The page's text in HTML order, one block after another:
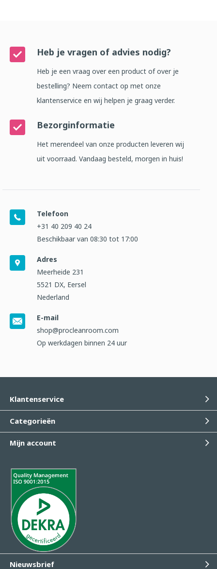
Heb je vragen of advies nodig?
Heb je een vraag over een product of over je
bestelling? Neem contact op met onze
klantenservice en wij helpen je graag verder.
Bezorginformatie
Het merendeel van onze producten leveren wij
uit voorraad. Vandaag besteld, morgen in huis!
Telefoon
+31 40 209 40 24
Beschikbaar van 08:30 tot 17:00
Adres
Meerheide 231
5521 DX, Eersel
Nederland
E-mail
shop@procleanroom.com
Op werkdagen binnen 24 uur
Klantenservice
Categorieën
Mijn account
Nieuwsbrief